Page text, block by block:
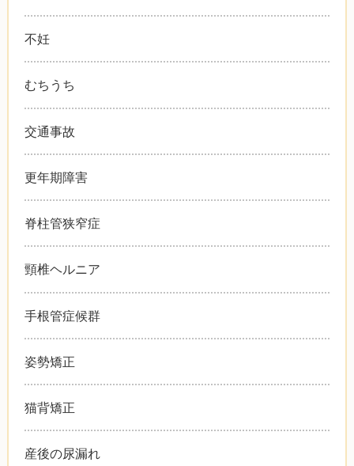
不妊
むちうち
交通事故
更年期障害
脊柱管狭窄症
頸椎ヘルニア
手根管症候群
姿勢矯正
猫背矯正
産後の尿漏れ